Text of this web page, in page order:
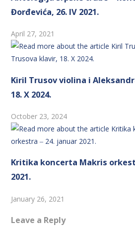
Đorđevića, 26. IV 2021.
April 27, 2021
Kiril Trusov violina i
18. X 2024.
October 23, 2024
Kritika koncerta Makris
2021.
January 26, 2021
Leave a Reply